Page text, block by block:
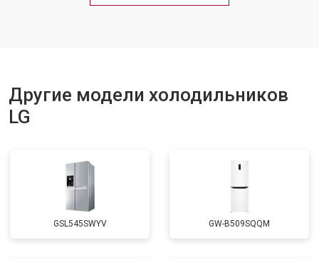
Замена термостата от 1700 ₽
Замена нагревателя испарителя от 2550 ₽ Заказать
Замена нагревателя оттайки
Устранение утечки хладагента
Другие модели холодильников
LG
GSL545SWYV GW-B509SQQM